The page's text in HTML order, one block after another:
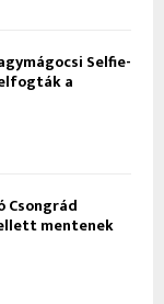
Selfie-
a
mentenek